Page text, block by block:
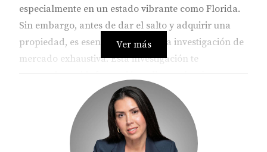
especialmente en un estado vibrante como Florida.
Sin embargo, antes de dar el salto y adquirir una
propiedad, es esencial realizar una investigación de
mercado exhaustiva. Esta investigación te
tendencias actuales, las áreas en crecimiento y los
precios de las propiedades, lo que te permitirá
tomar decisiones informadas. En este artículo,
profundizaremos en la importancia de la
Ver más